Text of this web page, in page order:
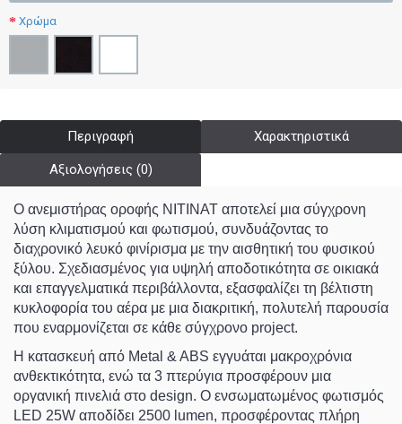
Χρώμα
Περιγραφή Χαρακτηριστικά
Αξιολογήσεις (0)
Ο ανεμιστήρας οροφής NITINAT αποτελεί μια σύγχρονη
λύση κλιματισμού και φωτισμού, συνδυάζοντας το
διαχρονικό λευκό φινίρισμα με την αισθητική του φυσικού
ξύλου. Σχεδιασμένος για υψηλή αποδοτικότητα σε οικιακά
και επαγγελματικά περιβάλλοντα, εξασφαλίζει τη βέλτιστη
κυκλοφορία του αέρα με μια διακριτική, πολυτελή παρουσία
που εναρμονίζεται σε κάθε σύγχρονο project.
Η κατασκευή από Metal & ABS εγγυάται μακροχρόνια
ανθεκτικότητα, ενώ τα 3 πτερύγια προσφέρουν μια
οργανική πινελιά στο design. Ο ενσωματωμένος φωτισμός
LED 25W αποδίδει 2500 lumen, προσφέροντας πλήρη